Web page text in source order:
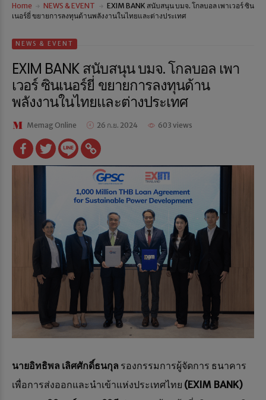
Home NEWS & EVENT
EXIM BANK สนับสนุน บมจ. โกลบอล เพาเวอร์ ซิน
เนอร์ยี่ ขยายการลงทุนด้านพลังงานในไทยและต่างประเทศ
NEWS & EVENT
EXIM BANK สนับสนุน บมจ. โกลบอล เพา
เวอร์ ซินเนอร์ยี่ ขยายการลงทุนด้าน
พลังงานในไทยและต่างประเทศ
Memag Online 26 ก.ย. 2024 603 views
นายอิทธิพล เลิศศักดิ์ธนกุล รองกรรมการผู้จัดการ ธนาคาร
เพื่อการส่งออกและนำเข้าแห่งประเทศไทย (EXIM BANK)